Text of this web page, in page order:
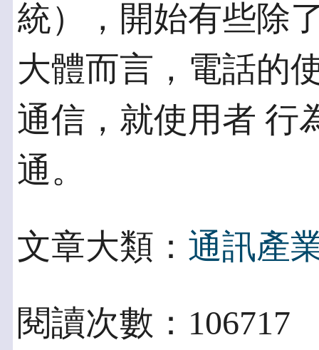
統），開始有些除
大體而言，電話的
通信，就使用者 行
通。
文章大類： 通訊產
閱讀次數：